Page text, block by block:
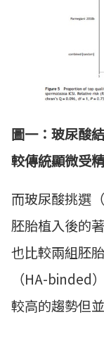
圖一：玻尿酸
較傳統顯微受
而玻尿酸挑選
胚胎植入後的
也比較兩組胚
（HA-binded
較高的趨勢但